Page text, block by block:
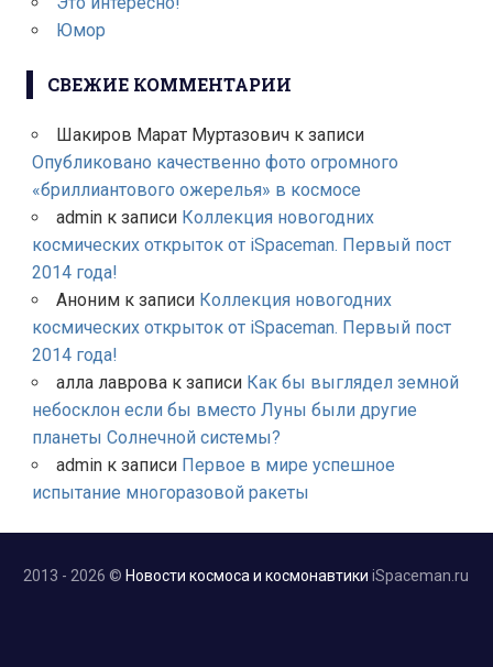
Юмор
СВЕЖИЕ КОММЕНТАРИИ
Шакиров Марат Муртазовичк записи
Опубликовано качественно фото огромного
«бриллиантового ожерелья» в космосе
adminк записи Коллекция новогодних
космических открыток от iSpaceman. Первый пост
2014 года!
Анонимк записи Коллекция новогодних
космических открыток от iSpaceman. Первый пост
2014 года!
алла лавровак записи Как бы выглядел земной
небосклон если бы вместо Луны были другие
планеты Солнечной системы?
adminк записи Первое в мире успешное
испытание многоразовой ракеты
2013 - 2026 © Новости космоса и космонавтики iSpaceman.ru